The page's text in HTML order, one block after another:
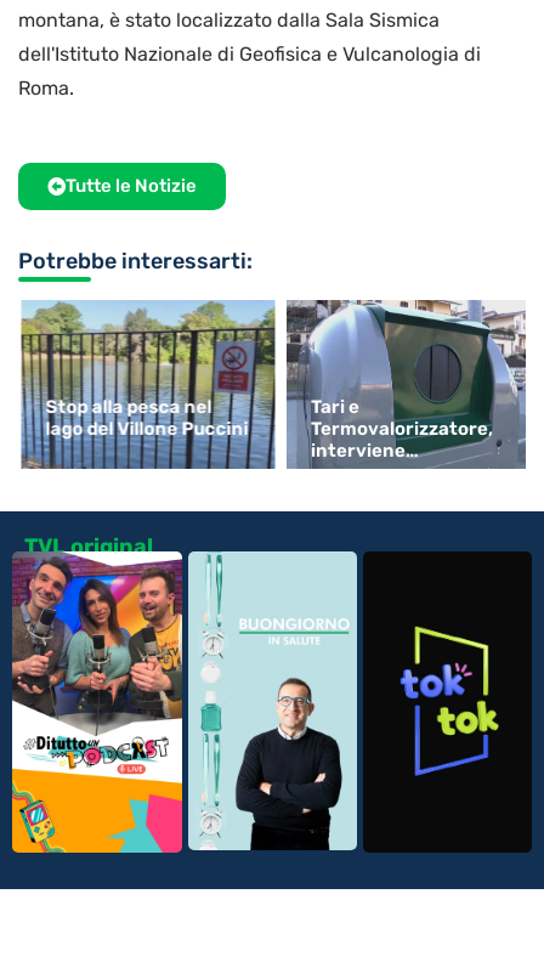
montana, è stato localizzato dalla Sala Sismica
dell'Istituto Nazionale di Geofisica e Vulcanologia di
Roma.
Tutte le Notizie
Potrebbe interessarti:
Stop alla pesca nel
lago del Villone Puccini
Tari e
Termovalorizzatore,
interviene
Confartigianato
TVL original